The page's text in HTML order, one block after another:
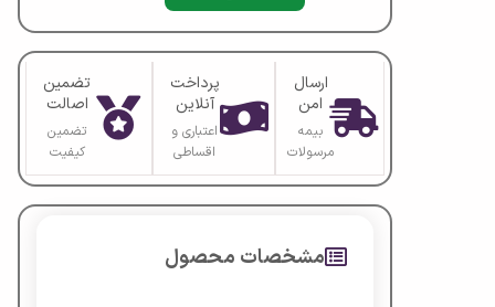
ارسال
امن
بیمه
مرسولات
پرداخت
آنلاین
اعتباری و
اقساطی
تضمین
اصالت
تضمین
کیفیت
مشخصات محصول